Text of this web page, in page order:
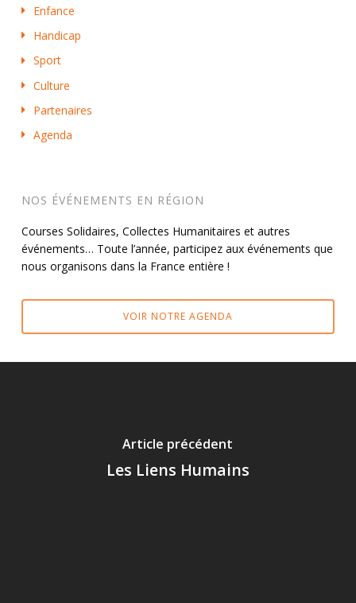
Enfance
Handicap
Sport
Culture
Partenaires
Agenda
NOS ÉVÉNEMENTS EN RÉGION
Courses Solidaires, Collectes Humanitaires et autres
événements… Toute l’année, participez aux événements que
nous organisons dans la France entière !
VOIR NOTRE AGENDA
Article précédent
Les Liens Humains